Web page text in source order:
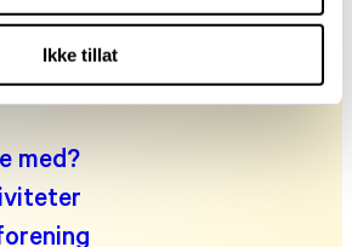
Ikke tillat
med?